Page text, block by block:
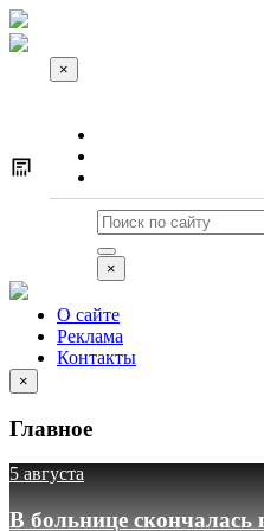
×
×
О сайте
Реклама
Контакты
×
Главное
5 августа
В больнице